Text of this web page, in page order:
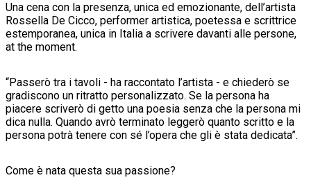
Una cena con la presenza, unica ed emozionante, dell’artista
Rossella De Cicco, performer artistica, poetessa e scrittrice
estemporanea, unica in Italia a scrivere davanti alle persone,
at the moment.
“Passerò tra i tavoli - ha raccontato l’artista - e chiederò se
gradiscono un ritratto personalizzato. Se la persona ha
piacere scriverò di getto una poesia senza che la persona mi
dica nulla. Quando avrò terminato leggerò quanto scritto e la
persona potrà tenere con sé l’opera che gli è stata dedicata”.
Come è nata questa sua passione?